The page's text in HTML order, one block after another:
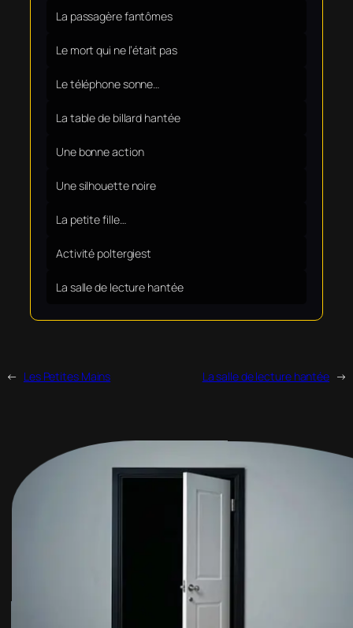
La passagère fantômes
Le mort qui ne l’était pas
Le téléphone sonne…
La table de billard hantée
Une bonne action
Une silhouette noire
La petite fille…
Activité poltergiest
La salle de lecture hantée
← Les Petites Mains La salle de lecture hantée →